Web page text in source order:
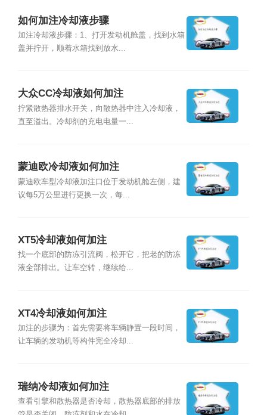
如何加注冷却液步骤
加注冷却液步骤：1、打开发动机舱盖，找到水箱
盖并拧开，顺着水箱找到放水...
大众CC冷却液如何加注
拧紧散热器排水开关，向散热器中注入冷却液，
直至溢出。冷却剂的充电电量一...
蒙迪欧冷却液如何加注
蒙迪欧车型冷却液加注口位于发动机舱左侧，建
议每5万公里进行更换一次，每...
XT5冷却液如何加注
找一个底部的防冻引流阀，松开它，把老的防冻
液全部排出。让车空转，继续给...
XT4冷却液如何加注
加注的步骤为：首先需要将车辆静置一段时间，
让车辆的发动机等构件完全冷却...
瑞纳冷却液如何加注
查看引擎和散热器是否冷却，散热器底部的排放